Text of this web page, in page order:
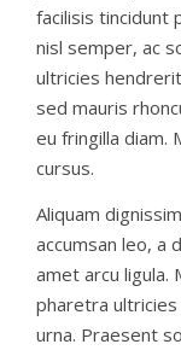
facilisis tincidunt
nisl semper, ac
ultricies
sed mauris
eu fringilla diam.
cursus.
Aliquam
accumsan leo, a
amet arcu ligula.
pharetra ultricies
urna. Praesent